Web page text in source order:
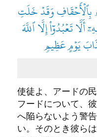
بِٱلۡأَحۡقَافِ وَقَدۡ خَلَتِ
تَعۡبُدُوٓاْ إِلَّا ٱللَّهَ
يَوۡمٍ عَظِيمٖ
使徒よ、アードの
フードについて、
へ陥らないよう警
い。そのとき彼ら